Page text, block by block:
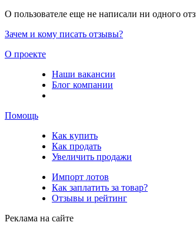
О пользователе еще не написали ни одного
Зачем и кому писать отзывы?
О проекте
Наши вакансии
Блог компании
Помощь
Как купить
Как продать
Увеличить продажи
Импорт лотов
Как заплатить за товар?
Отзывы и рейтинг
Реклама на сайте